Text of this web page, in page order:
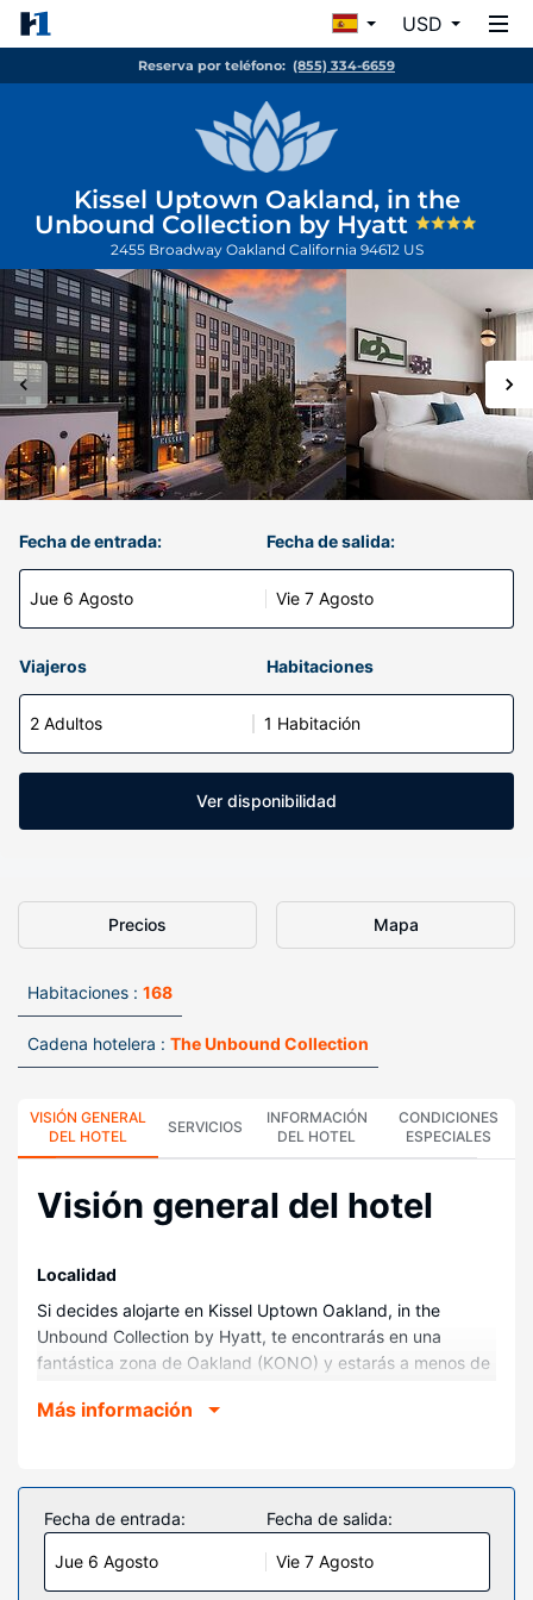
USD
Reserva por teléfono: (855) 334-6659
Kissel Uptown Oakland, in the
Unbound Collection by Hyatt
2455 Broadway Oakland California 94612 US
Fecha de entrada:
Jue 6 Agosto
Fecha de salida:
Vie 7 Agosto
Viajeros Habitaciones
2 Adultos 1 Habitación
Ver disponibilidad
Precios Mapa
Habitaciones : 168
Cadena hotelera : The Unbound Collection
VISIÓN GENERAL
DEL HOTEL
SERVICIOS
INFORMACIÓN
DEL HOTEL
CONDICIONES
ESPECIALES
Visión general del hotel
Localidad
Si decides alojarte en Kissel Uptown Oakland, in the
Unbound Collection by Hyatt, te encontrarás en una
fantástica zona de Oakland (KONO) y estarás a menos de
Jack London Square. Además, este hotel se encuentra a
Te sentirás como en tu propia casa en cualquiera de las
168 habitaciones con aire acondicionado y Smart TV.
Descansa como nunca en una cama con edredón de
Más información
Fecha de entrada:
Jue 6 Agosto
Fecha de salida:
Vie 7 Agosto